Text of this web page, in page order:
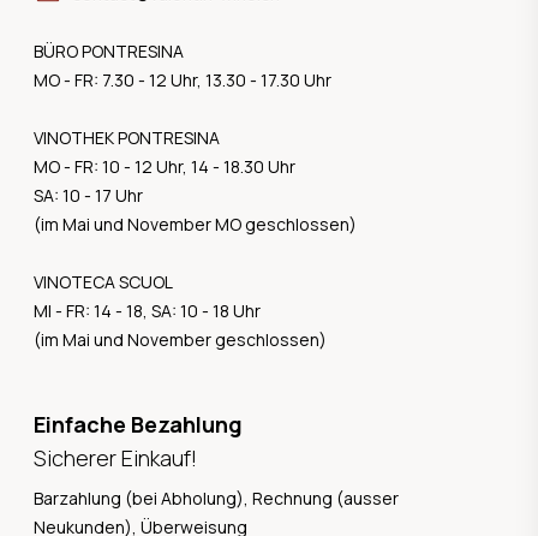
BÜRO PONTRESINA
MO - FR: 7.30 - 12 Uhr, 13.30 - 17.30 Uhr
VINOTHEK PONTRESINA
MO - FR: 10 - 12 Uhr, 14 - 18.30 Uhr
SA: 10 - 17 Uhr
(im Mai und November MO geschlossen)
VINOTECA SCUOL
MI - FR: 14 - 18, SA: 10 - 18 Uhr
(im Mai und November geschlossen)
Einfache Bezahlung
Sicherer Einkauf!
Barzahlung (bei Abholung), Rechnung (ausser
Neukunden), Überweisung